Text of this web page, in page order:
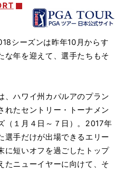
シーズンは昨年10月からす
な年を迎えて、選手たちもそ
ハワイ州カパルアのプラン
れたセントリー・トーナメン
（１月４日～７日）。2017年
選手だけが出場できるエリー
に短いオフを過ごしたトップ
たニューイヤーに向けて、そ